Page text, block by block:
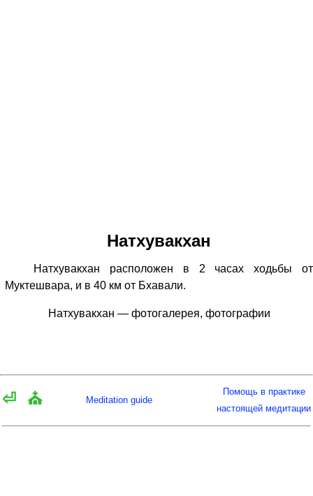
Натхувакхан
Натхувакхан расположен в 2 часах ходьбы от
Муктешвара, и в 40 км от Бхавали.
Натхувакхан — фотогалерея, фотографии
⏎ ⛪ Meditation guide
Помощь в практике
настоящей медитации